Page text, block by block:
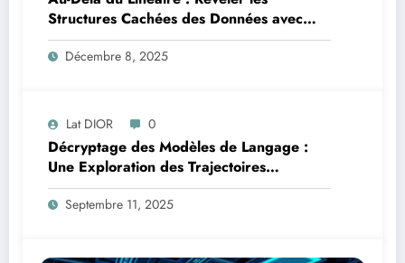
Structures Cachées des Données avec
l’Analyse en Composantes Principales à
Noyau
Décembre 8, 2025
Lat DIOR 0
Décryptage des Modèles de Langage :
Une Exploration des Trajectoires
Informationnelles en Addition Multi-
Chiffres
Septembre 11, 2025